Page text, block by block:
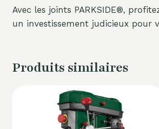
Avec les joints PARKSIDE®,
un investissement judicieux pour
Produits similaires